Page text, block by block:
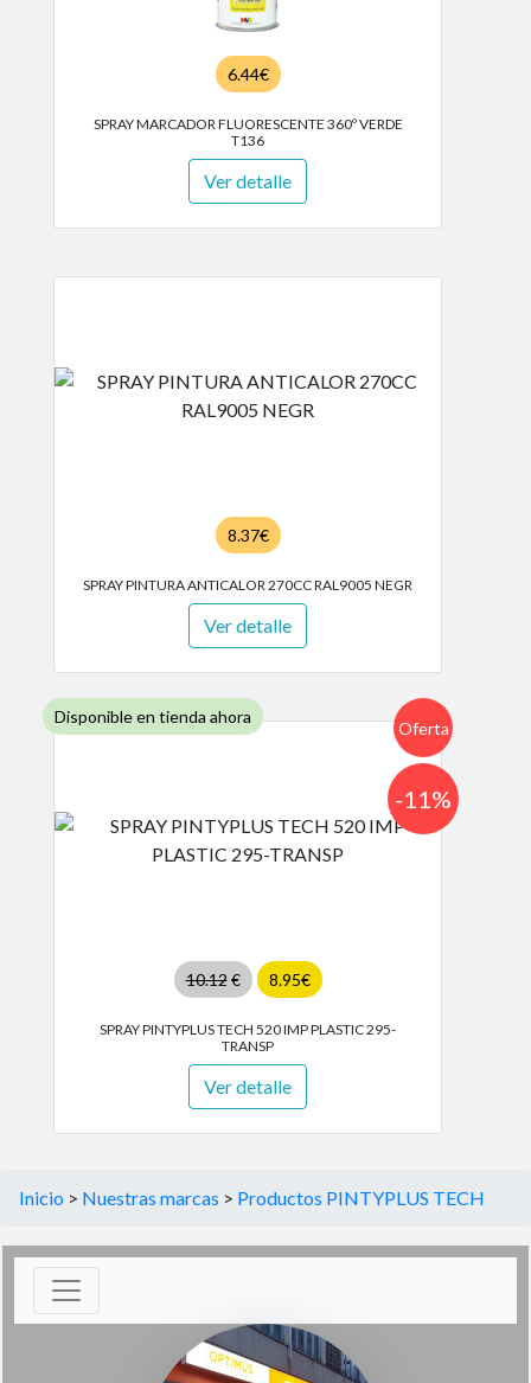
6.44€
SPRAY MARCADOR FLUORESCENTE 360º VERDE
T136
Ver detalle
8.37€
SPRAY PINTURA ANTICALOR 270CC RAL9005 NEGR
Ver detalle
Disponible en tienda ahora
Oferta
10.12€ 8.95€
-11%
SPRAY PINTYPLUS TECH 520 IMP PLASTIC 295-
TRANSP
Ver detalle
Inicio > Nuestras marcas > Productos PINTYPLUS TECH